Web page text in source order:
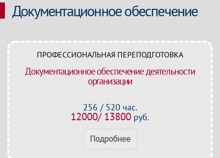
Документационное обеспечение
ПРОФЕССИОНАЛЬНАЯ ПЕРЕПОДГОТОВКА
Документационное обеспечение деятельности
организации
256 / 520 час.
12000/ 13800 руб.
Подробнее